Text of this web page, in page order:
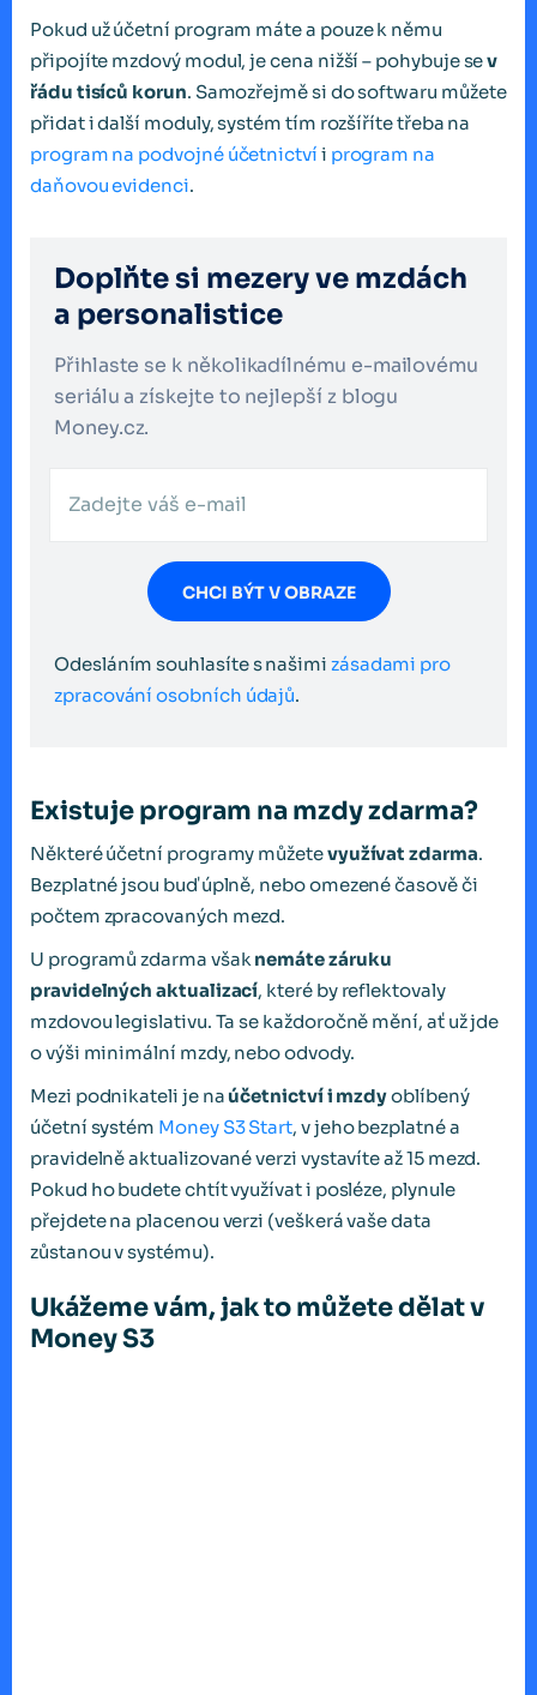
Pokud už účetní program máte a pouze k němu
připojíte mzdový modul, je cena nižší – pohybuje sev
řádu tisíců korun. Samozřejmě si do softwaru můžete
přidat i další moduly, systém tím rozšíříte třeba na
program na podvojné účetnictví i program na
daňovou evidenci.
Doplňte si mezery ve mzdách
a personalistice
Přihlaste se k několikadílnému e-mailovému
seriálu a získejte to nejlepší z blogu
Money.cz.
CHCI BÝT V OBRAZE
Odesláním souhlasíte s našimi zásadami pro
zpracování osobních údajů.
Existuje program na mzdy zdarma?
Některé účetní programy můžetevyužívat zdarma.
Bezplatné jsou buď úplně, nebo omezené časově či
počtem zpracovaných mezd.
U programů zdarma všaknemáte záruku
pravidelných aktualizací, které by reflektovaly
mzdovou legislativu. Ta se každoročně mění, ať už jde
o výši minimální mzdy, nebo odvody.
Mezi podnikateli je na účetnictví i mzdyoblíbený
účetní systém Money S3 Start, v jeho bezplatné a
pravidelně aktualizované verzi vystavíte až 15 mezd.
Pokud ho budete chtít využívat i posléze, plynule
přejdete na placenou verzi (veškerá vaše data
zůstanou v systému).
Ukážeme vám, jak to můžete dělat v
Money S3